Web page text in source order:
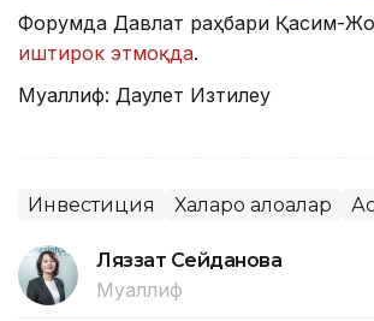
Форумда Давлат раҳбари Қасим-
иштирок этмоқда.
Муаллиф: Даулет Изтилеу
Инвестиция Халқаро алоқалар
Ляззат Сейданова
Муаллиф